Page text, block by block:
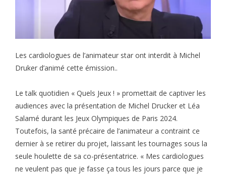
Les cardiologues de l’animateur star ont interdit à Michel
Druker d’animé cette émission..
Le talk quotidien « Quels Jeux ! » promettait de captiver les
audiences avec la présentation de Michel Drucker et Léa
Salamé durant les Jeux Olympiques de Paris 2024.
Toutefois, la santé précaire de l’animateur a contraint ce
dernier à se retirer du projet, laissant les tournages sous la
seule houlette de sa co-présentatrice. « Mes cardiologues
ne veulent pas que je fasse ça tous les jours parce que je